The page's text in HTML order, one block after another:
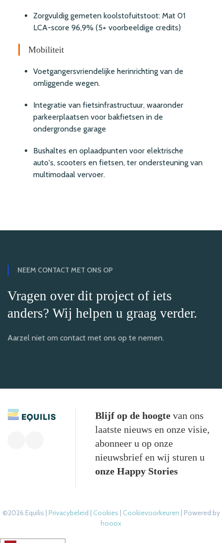
Zorgvuldig gemeten koolstofuitstoot: Mat 01
LCA-score 96,9% (5+ voorbeeldige credits)
Mobiliteit
Voetgangersvriendelijke herinrichting van de
omliggende wegen.
Integratie van fietsinfrastructuur, waaronder
parkeerplaatsen voor bakfietsen in de
ondergrondse garage
Bushaltes en oplaadpunten voor elektrische
auto's, scooters en fietsen, ter ondersteuning van
multimodaal vervoer.
NEEM CONTACT MET ONS OP
Vragen over dit project of iets
anders? Wij helpen u graag verder.
Aarzel niet om contact met ons op te nemen.
Blijf op de hoogte van ons
laatste nieuws en onze visie,
abonneer u op onze
nieuwsbrief en wij sturen u
onze Happy Stories
©2026 Equilis | Privacybeleid | Cookies | Cookievoorkeuren | Powered by
hooox